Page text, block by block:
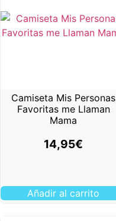
Camiseta Mis Personas
Favoritas me Llaman
Mama
14,95€
Añadir al carrito